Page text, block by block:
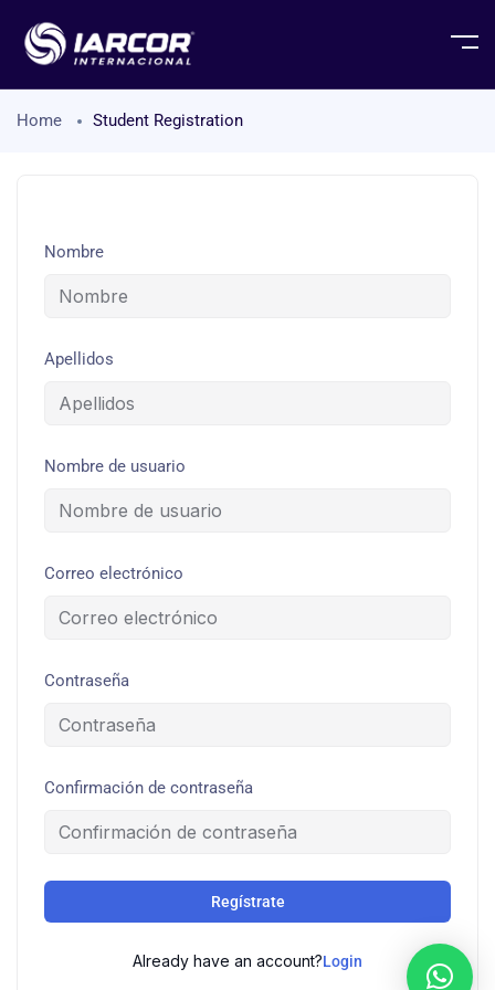
Home Student Registration
Nombre
Apellidos
Nombre de usuario
Correo electrónico
Contraseña
Confirmación de contraseña
Regístrate
Already have an account?Login